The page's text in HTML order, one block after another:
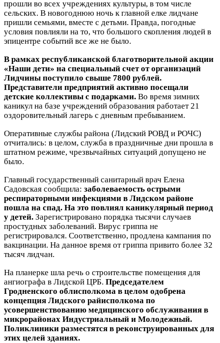
прошли во всех учреждениях культуры, в том числе
сельских. В новогоднюю ночь к главной елке лидчане
пришли семьями, вместе с детьми. Правда, погодные
условия повлияли на то, что большого скопления людей в
эпицентре событий все же не было.
В рамках республиканской благотворительной акции
«Наши дети» на специальный счет от организаций
Лидчины поступило свыше 7800 рублей.
Представители предприятий активно посещали
детские коллективы с подарками. Во время зимних
каникул на базе учреждений образования работает 21
оздоровительный лагерь с дневным пребыванием.
Оперативные службы района (Лидский РОВД и РОЧС)
отчитались: в целом, служба в праздничные дни прошла в
штатном режиме, чрезвычайных ситуаций допущено не
было.
Главный государственный санитарный врач Елена
Садовская сообщила: заболеваемость острыми
респираторными инфекциями в Лидском районе
пошла на спад. На это повлиял каникулярный период
у детей. Зарегистрировано порядка тысячи случаев
простудных заболеваний. Вирус гриппа не
регистрировался. Соответственно, продлена кампания по
вакцинации. На данное время от гриппа привито более 32
тысяч лидчан.
На планерке шла речь о строительстве помещения для
ангиографа в Лидской ЦРБ. Председателем
Гродненского облисполкома в целом одобрена
концепция Лидского райисполкома по
усовершенствованию медицинского обслуживания в
микрорайонах Индустриальный и Молодежный.
Поликлиники разместятся в реконструированных для
этих целей зданиях.